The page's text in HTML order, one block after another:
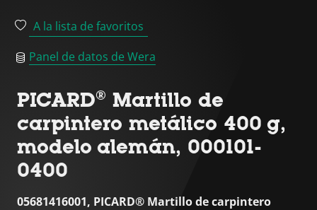
A la lista de favoritos
Panel de datos de Wera
PICARD® Martillo de
carpintero metálico 400 g,
modelo alemán, 000101-
0400
05681416001, PICARD® Martillo de carpintero